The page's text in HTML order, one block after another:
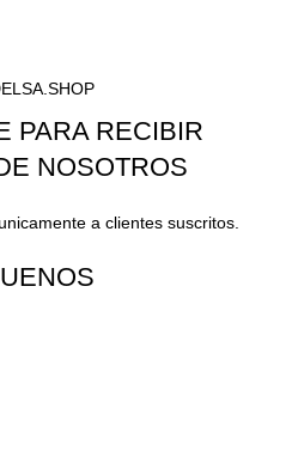
PARA RECIBIR
NOSOTROS
a clientes suscritos.